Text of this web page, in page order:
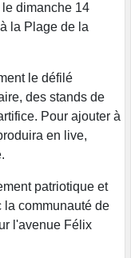
dimanche 14
la Plage de la
le défilé
des stands de
Pour ajouter à
en live,
patriotique et
la communauté de
l'avenue Félix